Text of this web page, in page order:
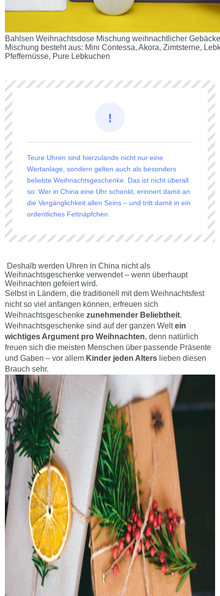
Bahlsen Weihnachtsdose Mischung weihnachtlicher
Mischung besteht aus: Mini Contessa, Akora, Zimtsterne,
Pfeffernüsse, Pure Lebkuchen
Teure Uhren sind hierzulande nicht nur eine
Wertanlage, sondern gelten auch als besonders
beliebte Weihnachtsgeschenke. Das ist nicht überall
so: Wer in China eine Uhr schenkt, erinnert damit an
die Vergänglichkeit allen Seins – und tritt damit in ein
ordentliches Fettnäpfchen.
Deshalb werden Uhren in China nicht als
Weihnachtsgeschenke verwendet – wenn überhaupt
Weihnachten gefeiert wird.
Selbst in Ländern, die traditionell mit dem Weihnachtsfest
nicht so viel anfangen können, erfreuen sich
Weihnachtsgeschenke zunehmender Beliebtheit.
Weihnachtsgeschenke sind auf der ganzen Weltein
wichtiges Argument pro Weihnachten, denn natürlich
freuen sich die meisten Menschen über passende Präsente
und Gaben – vor allem Kinder jeden Alters lieben diesen
Brauch sehr.